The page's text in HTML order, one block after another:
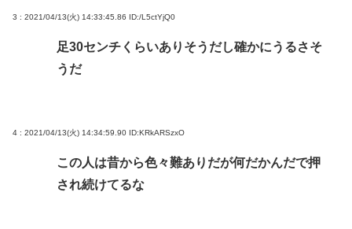
3 : 2021/04/13(火) 14:33:45.86 ID:/L5ctYjQ0
足30センチくらいありそうだし確かにうるさそ
うだ
4 : 2021/04/13(火) 14:34:59.90 ID:KRkARSzxO
この人は昔から色々難ありだが何だかんだで押
され続けてるな